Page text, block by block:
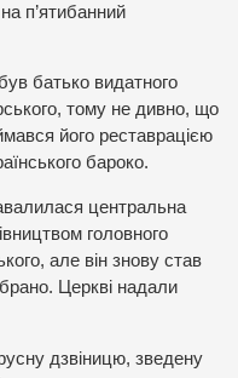
п’ятибанний
батько видатного
тому не дивно, що
його реставрацією
бароко.
центральна
головного
але він знову став
Церкві надали
дзвіницю, зведену